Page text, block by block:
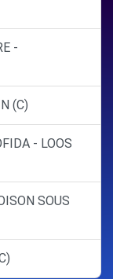
-
(C)
- LOOS
SOUS